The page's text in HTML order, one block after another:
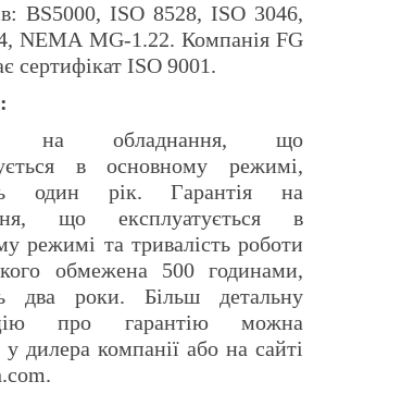
BS5000, ISO 8528, ISO 3046,
NEMA MG-1.22. Компанія FG
сертифікат ISO 9001.
на обладнання, що
в основному режимі,
один рік. Гарантія на
що експлуатується в
режимі та тривалість роботи
обмежена 500 годинами,
два роки. Більш детальну
про гарантію можна
дилера компанії або на сайті